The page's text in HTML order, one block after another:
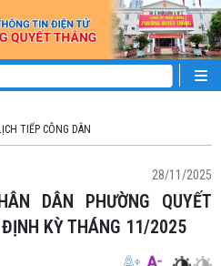
TIẾP CÔNG DÂN
28/11/2025
KỲ THÁNG 11/2025